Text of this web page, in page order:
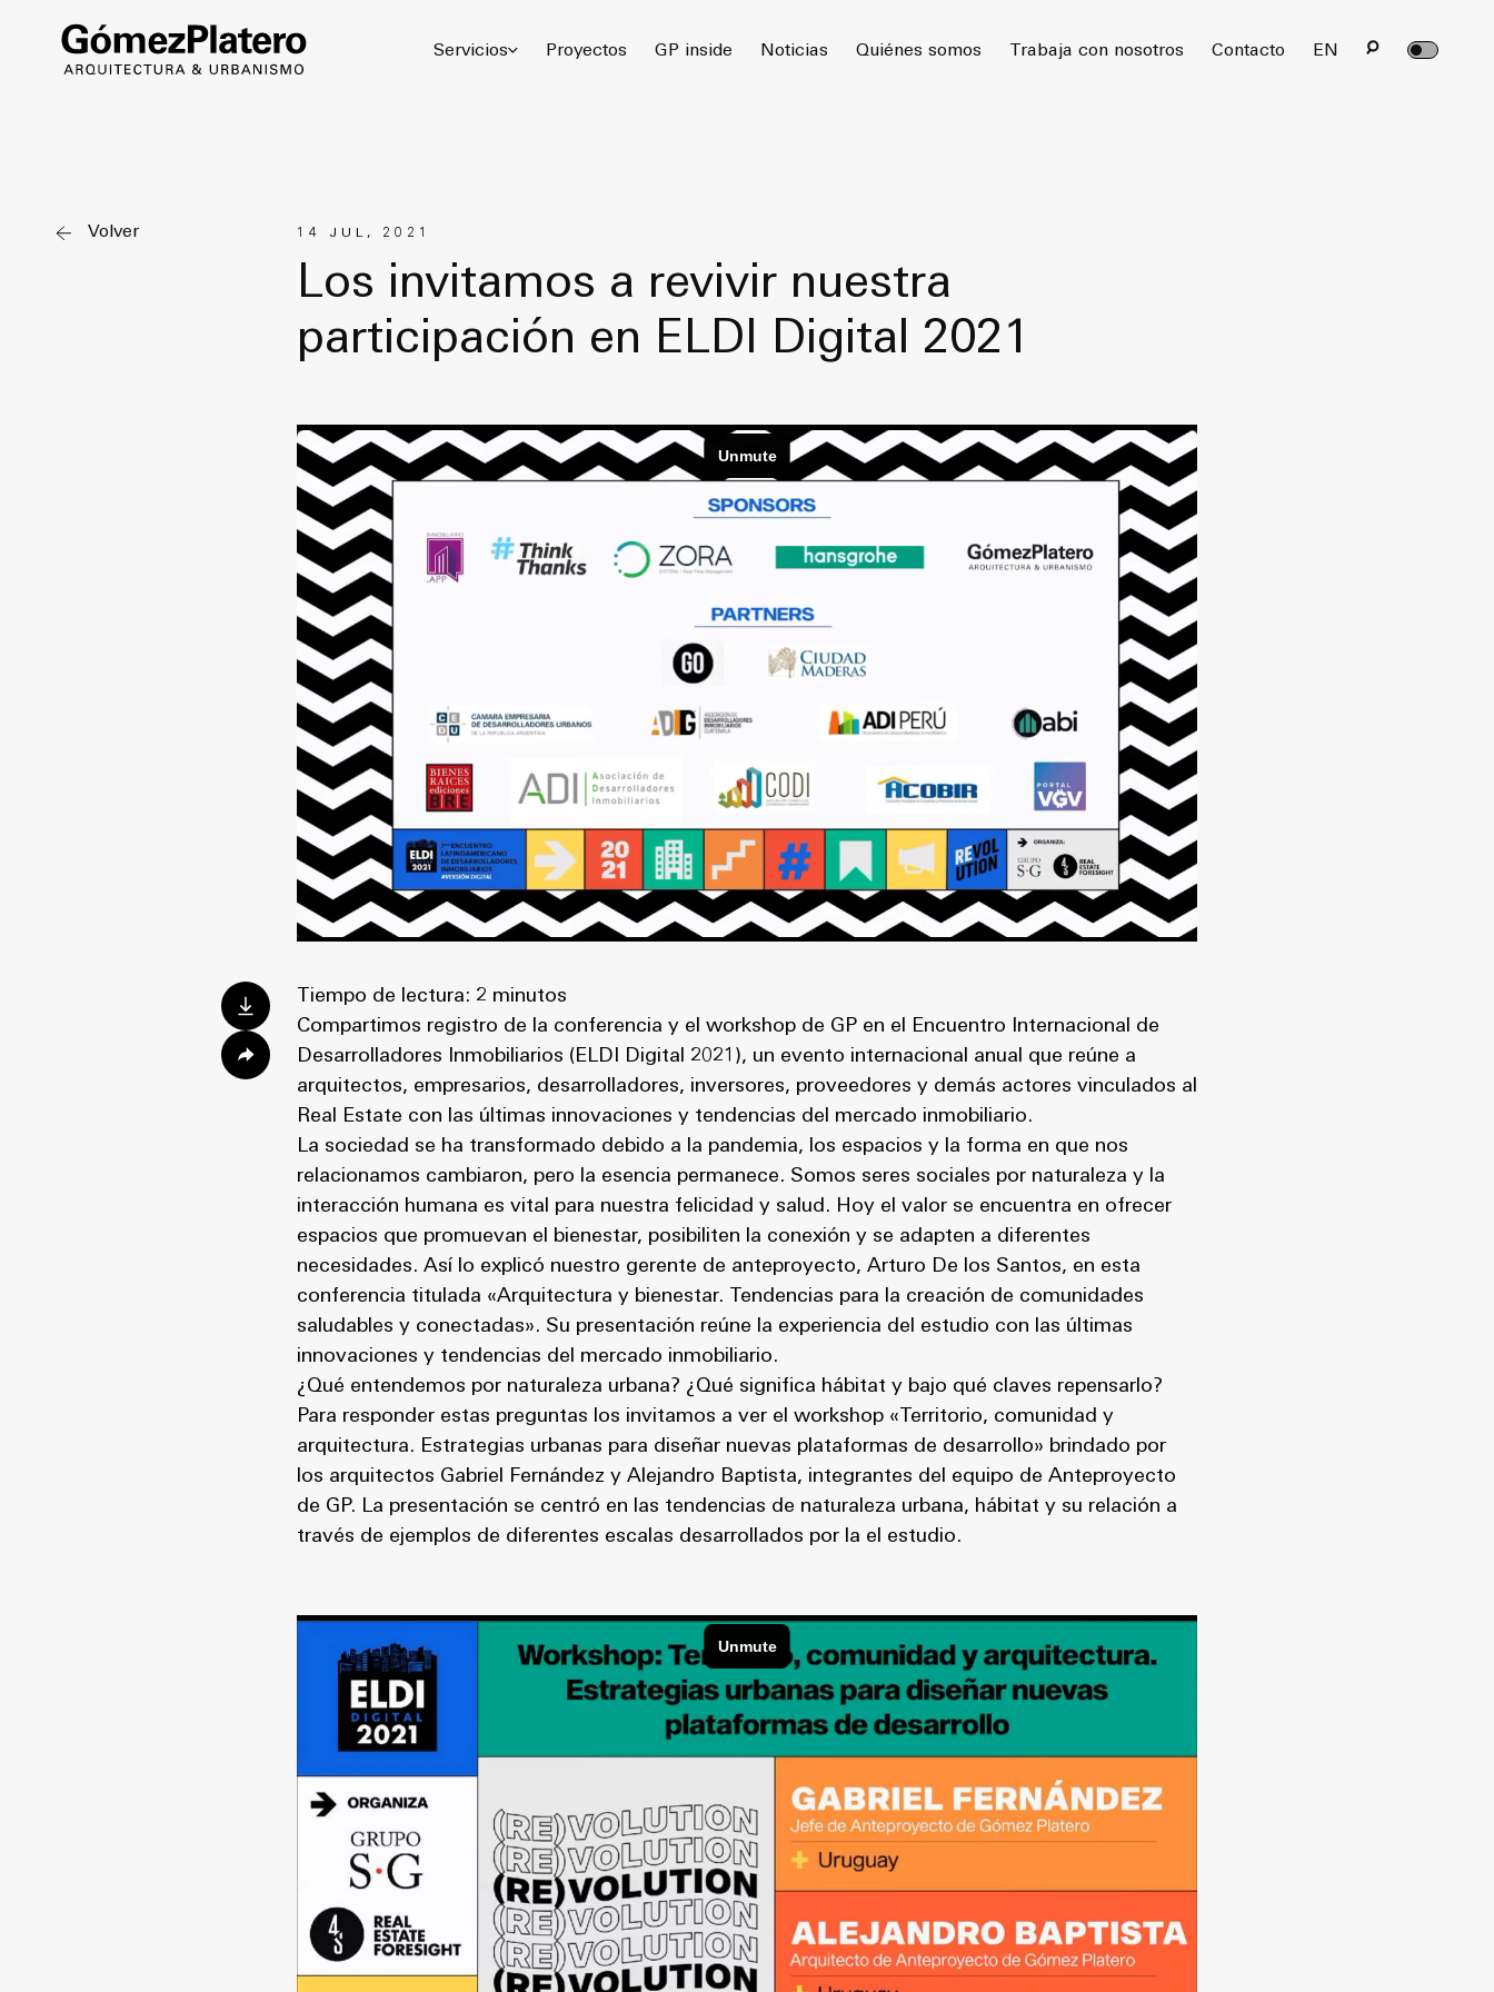
Servicios Proyectos GP inside Noticias Quiénes somos Trabaja con nosotros Contacto EN
Volver 14 JUL, 2021
Los invitamos a revivir nuestra
participación en ELDI Digital 2021
Tiempo de lectura: 2 minutos
Compartimos registro de la conferencia y el workshop de GP en el Encuentro Internacional de
Desarrolladores Inmobiliarios (ELDI Digital 2021), un evento internacional anual que reúne a
arquitectos, empresarios, desarrolladores, inversores, proveedores y demás actores vinculados al
Real Estate con las últimas innovaciones y tendencias del mercado inmobiliario.
La sociedad se ha transformado debido a la pandemia, los espacios y la forma en que nos
relacionamos cambiaron, pero la esencia permanece. Somos seres sociales por naturaleza y la
interacción humana es vital para nuestra felicidad y salud. Hoy el valor se encuentra en ofrecer
espacios que promuevan el bienestar, posibiliten la conexión y se adapten a diferentes
necesidades. Así lo explicó nuestro gerente de anteproyecto, Arturo De los Santos, en esta
conferencia titulada «Arquitectura y bienestar. Tendencias para la creación de comunidades
saludables y conectadas». Su presentación reúne la experiencia del estudio con las últimas
innovaciones y tendencias del mercado inmobiliario.
¿Qué entendemos por naturaleza urbana? ¿Qué significa hábitat y bajo qué claves repensarlo?
Para responder estas preguntas los invitamos a ver el workshop «Territorio, comunidad y
arquitectura. Estrategias urbanas para diseñar nuevas plataformas de desarrollo» brindado por
los arquitectos Gabriel Fernández y Alejandro Baptista, integrantes del equipo de Anteproyecto
de GP. La presentación se centró en las tendencias de naturaleza urbana, hábitat y su relación a
través de ejemplos de diferentes escalas desarrollados por la el estudio.